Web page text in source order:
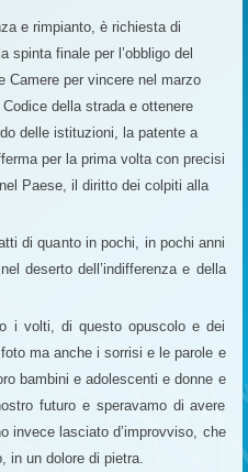
e rimpianto, è richiesta di
spinta finale per l’obbligo del
Camere per vincere nel marzo
della strada e ottenere
delle istituzioni, la patente a
per la prima volta con precisi
Paese, il diritto dei colpiti alla
di quanto in pochi, in pochi anni
deserto dell’indifferenza e della
i volti, di questo opuscolo e dei
ma anche i sorrisi e le parole e
bambini e adolescenti e donne e
futuro e speravamo di avere
invece lasciato d’improvviso, che
in un dolore di pietra.